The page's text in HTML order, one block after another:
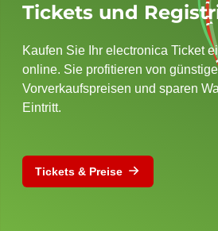
Tickets und
Kaufen Sie Ihr electronica Ticket
online. Sie profitieren von
Vorverkaufspreisen und sparen
Eintritt.
Tickets & Preise